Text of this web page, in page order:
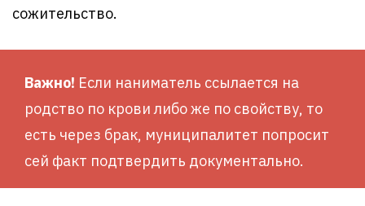
сожительство.
Важно! Если наниматель ссылается на
родство по крови либо же по свойству, то
есть через брак, муниципалитет попросит
сей факт подтвердить документально.